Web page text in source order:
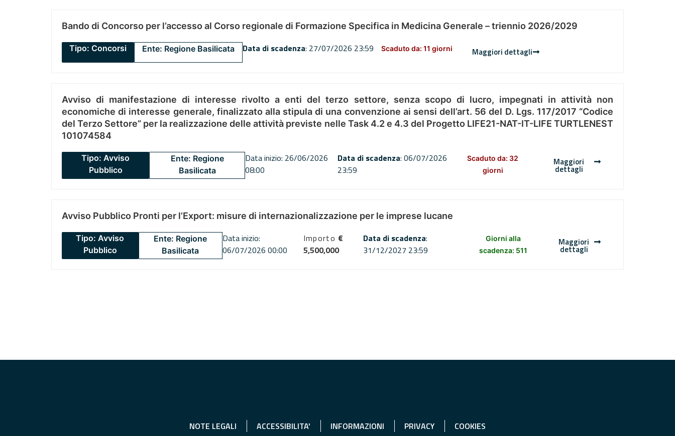
Bando di Concorso per l’accesso al Corso regionale di Formazione Specifica in Medicina Generale – triennio 2026/2029
Tipo: Concorsi Ente: Regione Basilicata Data di scadenza: 27/07/2026 23:59 Scaduto da: 11 giorni Maggiori dettagli
Avviso di manifestazione di interesse rivolto a enti del terzo settore, senza scopo di lucro, impegnati in attività non
economiche di interesse generale, finalizzato alla stipula di una convenzione ai sensi dell’art. 56 del D. Lgs. 117/2017 “Codice
del Terzo Settore” per la realizzazione delle attività previste nelle Task 4.2 e 4.3 del Progetto LIFE21-NAT-IT-LIFE TURTLENEST
101074584
Tipo: Avviso
Pubblico
Ente: Regione
Basilicata
Data inizio: 26/06/2026
08:00
Data di scadenza: 06/07/2026
23:59
Scaduto da: 32
giorni
Maggiori
dettagli
Avviso Pubblico Pronti per l’Export: misure di internazionalizzazione per le imprese lucane
Tipo: Avviso
Pubblico
Ente: Regione
Basilicata
Data inizio:
06/07/2026 00:00
Importo €
5,500,000
Data di scadenza:
31/12/2027 23:59
Giorni alla
scadenza: 511
Maggiori
dettagli
NOTE LEGALI ACCESSIBILITA' INFORMAZIONI PRIVACY COOKIES